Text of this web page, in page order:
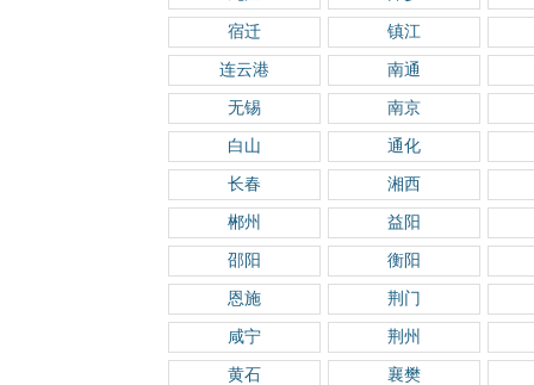
宿迁 镇江
连云港 南通
无锡 南京
白山 通化
长春 湘西
郴州 益阳
邵阳 衡阳
恩施 荆门
咸宁 荆州
黄石 襄樊